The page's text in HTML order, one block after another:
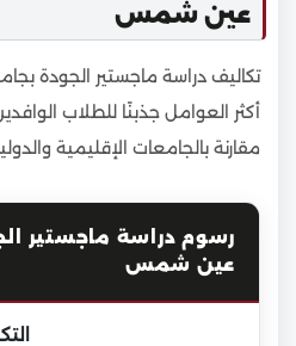
عين شمس
تكاليف دراسة ماجستير الجودة
أكثر العوامل جذبنًا للطلاب
مقارنة بالجامعات الإقليمية
رسوم دراسة ماجستير
عين شمس